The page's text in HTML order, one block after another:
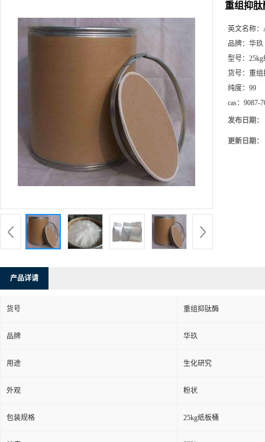
重组抑肽
英文名称：
品牌： 华玖
型号：
货号： 重组
纯度： 99
cas： 9087-
发布日期：
更新日期：
产品详请
货号 重组抑肽酶
品牌 华玖
用途 生化研究
外观 粉状
包装规格 25kg纸板桶